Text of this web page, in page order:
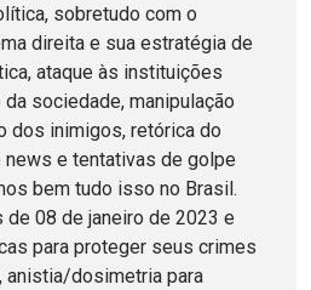
sobretudo com o
direita e sua estratégia de
ataque às instituições
sociedade, manipulação
dos inimigos, retórica do
e tentativas de golpe
bem tudo isso no Brasil.
08 de janeiro de 2023 e
para proteger seus crimes
anistia/dosimetria para